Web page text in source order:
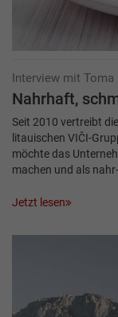
Interview mit
Nahrhaft,
Seit 2010 vertreibt
litauischen VIČI-
möchte das
machen und als
Jetzt lesen